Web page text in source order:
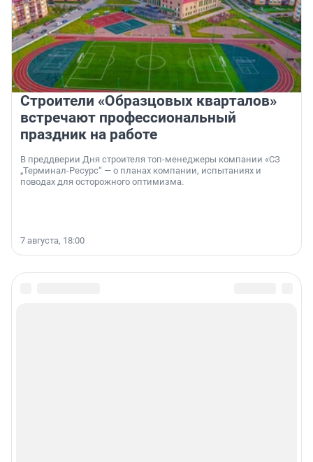
Строители «Образцовых кварталов»
встречают профессиональный
праздник на работе
В преддверии Дня строителя топ-менеджеры компании «СЗ
„Терминал-Ресурс“ — о планах компании, испытаниях и
поводах для осторожного оптимизма.
7 августа, 18:00